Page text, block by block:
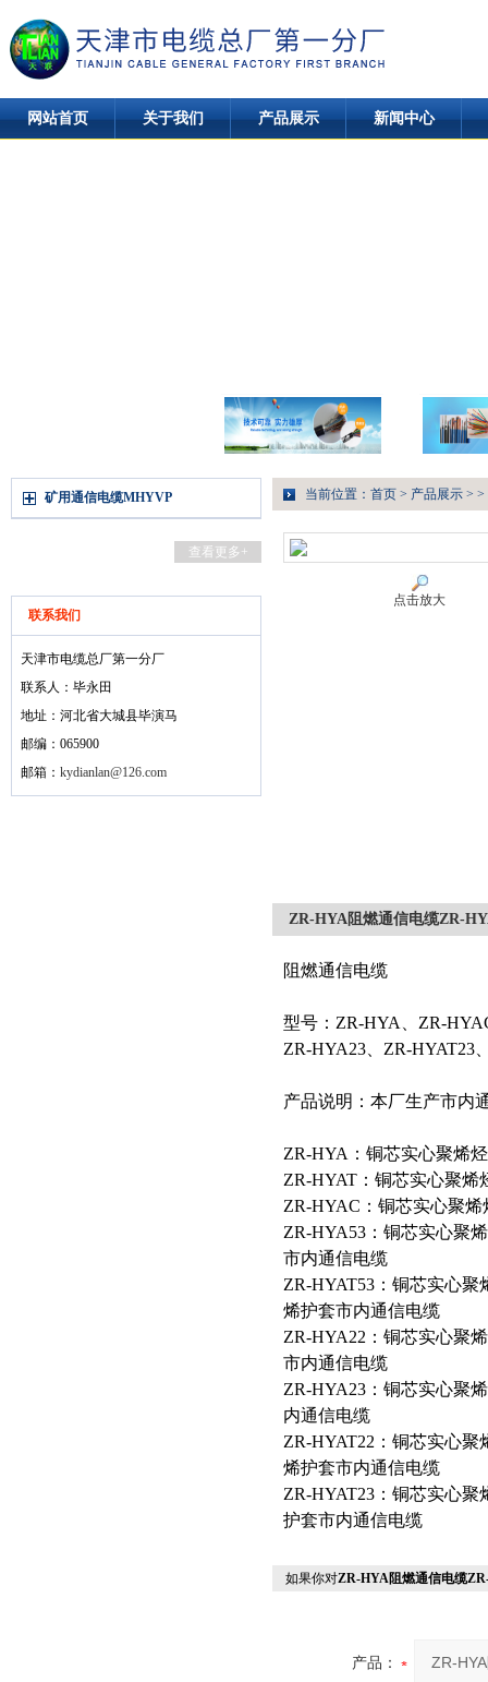
网站首页 关于我们 产品展示 新闻中心
矿用通信电缆MHYVP
查看更多+
联系我们
天津市电缆总厂第一分厂
联系人：毕永田
地址：河北省大城县毕演马
邮编：065900
邮箱： kydianlan@126.com
当前位置： 首页 > 产品展示 > >
点击放大
ZR-HYA阻燃通信电缆ZR-
阻燃通信电缆
型号：ZR-HYA、ZR-
ZR-HYA23、ZR-HYAT23
产品说明：本厂生产市内
ZR-HYA：铜芯实心聚烯
ZR-HYAT：铜芯实心聚
ZR-HYAC：铜芯实心聚
ZR-HYA53：铜芯实心聚
市内通信电缆
ZR-HYAT53：铜芯实心
烯护套市内通信电缆
ZR-HYA22：铜芯实心聚
市内通信电缆
ZR-HYA23：铜芯实心聚
内通信电缆
ZR-HYAT22：铜芯实心
烯护套市内通信电缆
ZR-HYAT23：铜芯实心
护套市内通信电缆
如果你对ZR-HYA阻燃通信电缆
产品：